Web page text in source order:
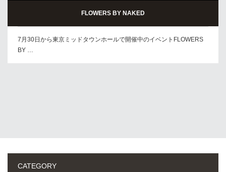
FLOWERS BY NAKED
7月30日から東京ミッドタウンホールで開催中のイベントFLOWERS
BY …
CATEGORY